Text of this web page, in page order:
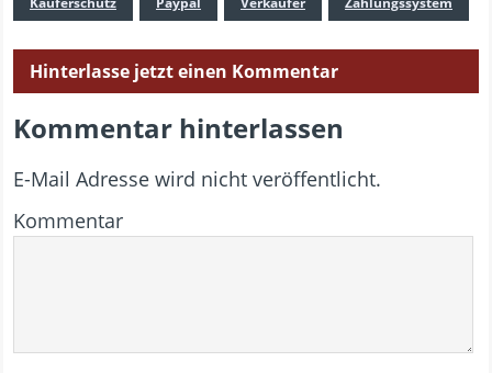
Hinterlasse jetzt einen Kommentar
Kommentar hinterlassen
E-Mail Adresse wird nicht veröffentlicht.
Kommentar